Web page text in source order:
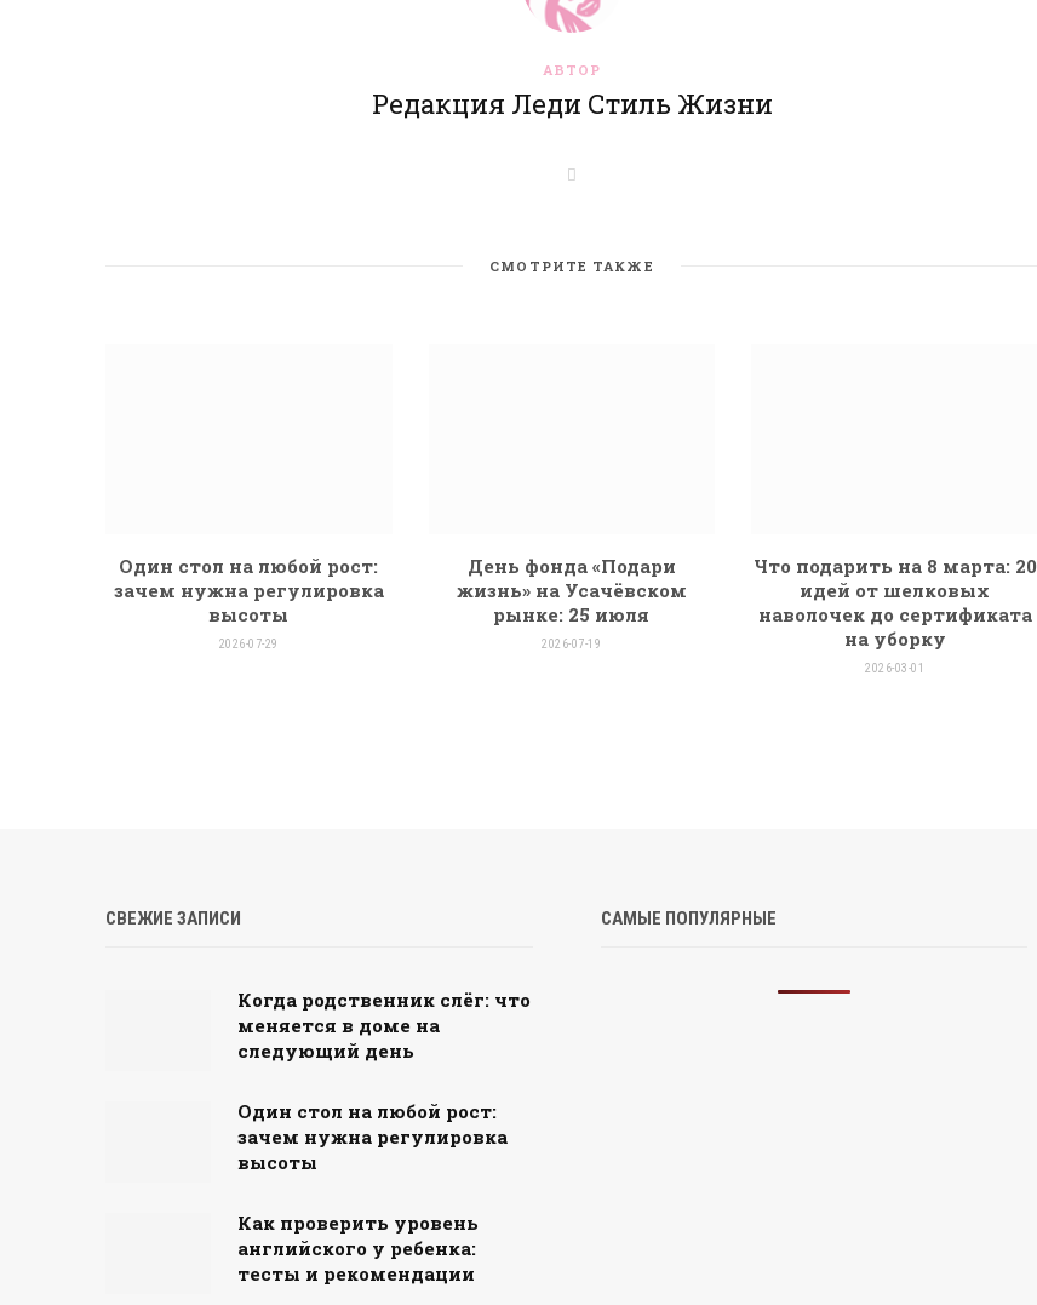
АВТОР
Редакция Леди Стиль Жизни
e
СМОТРИТЕ ТАКЖЕ
Один стол на любой рост:
зачем нужна регулировка
высоты
2026-07-29
День фонда «Подари
жизнь» на Усачёвском
рынке: 25 июля
2026-07-19
Что подарить на 8 марта: 20
идей от шелковых
наволочек до сертификата
на уборку
2026-03-01
СВЕЖИЕ ЗАПИСИ
Когда родственник слёг: что
меняется в доме на
следующий день
Один стол на любой рост:
зачем нужна регулировка
высоты
Как проверить уровень
английского у ребенка:
тесты и рекомендации
САМЫЕ ПОПУЛЯРНЫЕ